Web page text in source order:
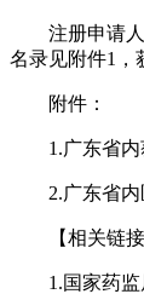
注册申请人、
名录见附件1，
附件：
1.广东省内
2.广东省内医
【相关链接
1.国家药监局